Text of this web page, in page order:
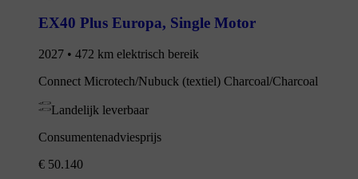
EX40 Plus Europa, Single Motor
2027 • 472 km elektrisch bereik
Connect Microtech/Nubuck (textiel) Charcoal/Charcoal
Landelijk leverbaar
Consumentenadviesprijs
€ 50.140